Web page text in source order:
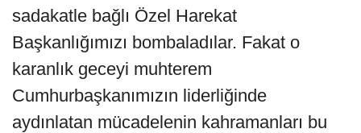
sadakatle bağlı Özel Harekat
Başkanlığımızı bombaladılar. Fakat o
karanlık geceyi muhterem
Cumhurbaşkanımızın liderliğinde
aydınlatan mücadelenin kahramanları bu